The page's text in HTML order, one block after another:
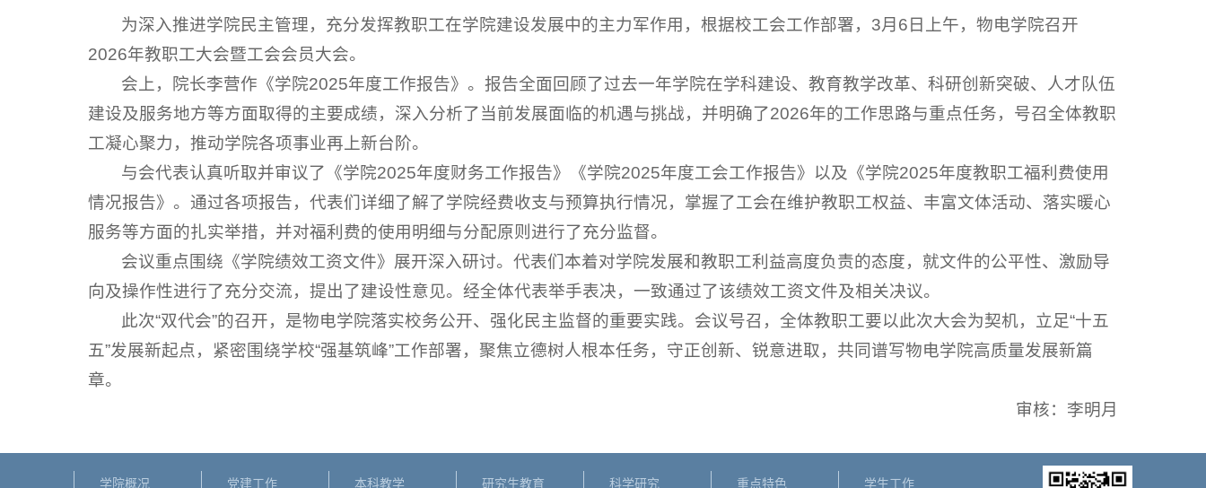
为深入推进学院民主管理，充分发挥教职工在学院建设发展中的主力军作用，根据校工会工作部署，3月6日上午，物电学院召开
2026年教职工大会暨工会会员大会。
会上，院长李营作《学院2025年度工作报告》。报告全面回顾了过去一年学院在学科建设、教育教学改革、科研创新突破、人才队伍
建设及服务地方等方面取得的主要成绩，深入分析了当前发展面临的机遇与挑战，并明确了2026年的工作思路与重点任务，号召全体教职
工凝心聚力，推动学院各项事业再上新台阶。
与会代表认真听取并审议了《学院2025年度财务工作报告》《学院2025年度工会工作报告》以及《学院2025年度教职工福利费使用
情况报告》。通过各项报告，代表们详细了解了学院经费收支与预算执行情况，掌握了工会在维护教职工权益、丰富文体活动、落实暖心
服务等方面的扎实举措，并对福利费的使用明细与分配原则进行了充分监督。
会议重点围绕《学院绩效工资文件》展开深入研讨。代表们本着对学院发展和教职工利益高度负责的态度，就文件的公平性、激励导
向及操作性进行了充分交流，提出了建设性意见。经全体代表举手表决，一致通过了该绩效工资文件及相关决议。
此次“双代会”的召开，是物电学院落实校务公开、强化民主监督的重要实践。会议号召，全体教职工要以此次大会为契机，立足“十五
五”发展新起点，紧密围绕学校“强基筑峰”工作部署，聚焦立德树人根本任务，守正创新、锐意进取，共同谱写物电学院高质量发展新篇
章。
审核：李明月
学院概况 党建工作 本科教学 研究生教育 科学研究 重点特色 学生工作